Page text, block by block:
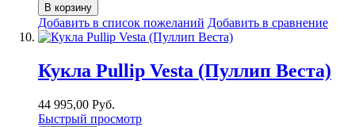
В корзину
Добавить в список пожеланий Добавить в сравнение
Кукла Pullip Vesta (Пуллип Веста)
44 995,00 Руб.
Быстрый просмотр